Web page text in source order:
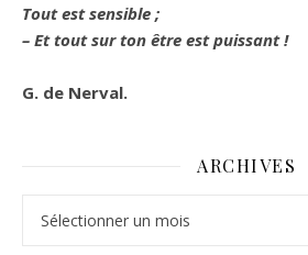
Tout est sensible ;
– Et tout sur ton être est puissant !
G. de Nerval.
ARCHIVES